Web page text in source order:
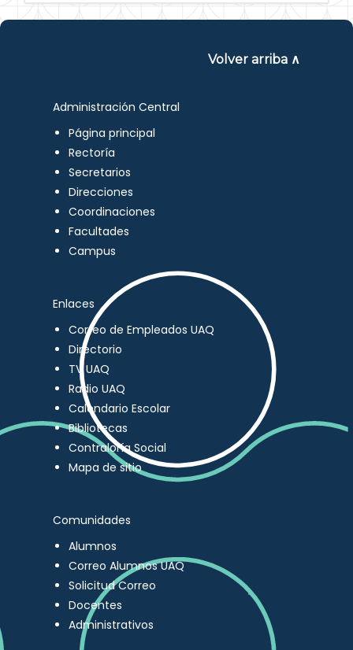
Volver arriba ∧
Administración Central
Página principal
Rectoría
Secretarios
Direcciones
Coordinaciones
Facultades
Campus
Enlaces
Correo de Empleados UAQ
Directorio
TV UAQ
Radio UAQ
Calendario Escolar
Bibliotecas
Contraloría Social
Mapa de sitio
Comunidades
Alumnos
Correo Alumnos UAQ
Solicitud Correo
Docentes
Administrativos